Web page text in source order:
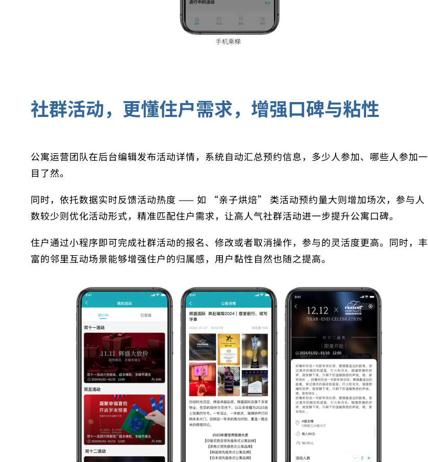
社群活动，更懂住户需求，增强口碑与粘性
公寓运营团队在后台编辑发布活动详情，系统自动汇总预约信息，多少人参加、哪些人参加一
目了然。
同时， 依托数据实时反馈活动热度 —— 如 “亲子烘焙” 类活动预约量大则增加场次，参与人
数较少则优化活动形式， 精准匹配住户需求，让高人气社群活动进一步提升公寓口碑。
住户通过小程序即可完成社群活动的报名、修改或者取消操作，参与的灵活度更高。 同时，丰
富的邻里互动场景能够增强住户的归属感，用户黏性自然也随之提高。